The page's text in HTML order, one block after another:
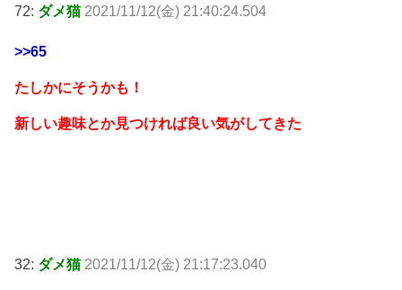
72: ダメ猫 2021/11/12(金) 21:40:24.504
>>65
たしかにそうかも！
新しい趣味とか見つければ良い気がしてきた
32: ダメ猫 2021/11/12(金) 21:17:23.040